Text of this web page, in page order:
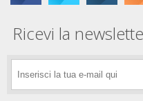
Ricevi la